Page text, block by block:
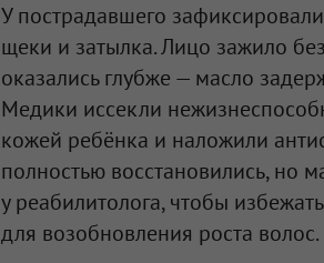
У пострадавшего
щеки и затылка. Лицо зажило
оказались глубже — масло
Медики иссекли
кожей ребёнка и наложили
полностью восстановились, но
у реабилитолога, чтобы
для возобновления роста волос.